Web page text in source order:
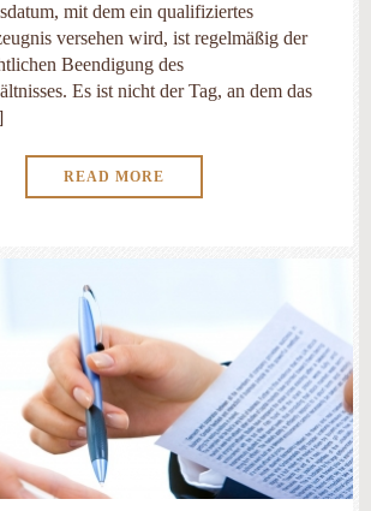
mit dem ein qualifiziertes
versehen wird, ist regelmäßig der
Beendigung des
Es ist nicht der Tag, an dem das
READ MORE